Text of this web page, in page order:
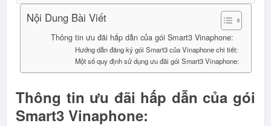
Nội Dung Bài Viết
Thông tin ưu đãi hấp dẫn của gói Smart3 Vinaphone:
Hướng dẫn đăng ký gói Smart3 của Vinaphone chi tiết:
Một số quy định sử dụng ưu đãi gói Smart3 Vinaphone:
Thông tin ưu đãi hấp dẫn của gói
Smart3 Vinaphone: